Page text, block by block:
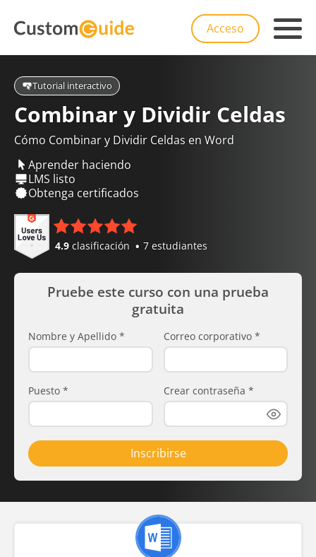
Acceso
Tutorial interactivo
Combinar y Dividir Celdas
Cómo Combinar y Dividir Celdas en Word
Aprender haciendo
LMS listo
Obtenga certificados
4.9 clasificación 7 estudiantes
Pruebe este curso con una prueba
gratuita
Nombre y Apellido * Correo corporativo *
Puesto * Crear contraseña *
Inscribirse